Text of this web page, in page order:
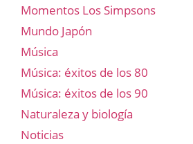
Momentos Los Simpsons
Mundo Japón
Música
Música: éxitos de los 80
Música: éxitos de los 90
Naturaleza y biología
Noticias